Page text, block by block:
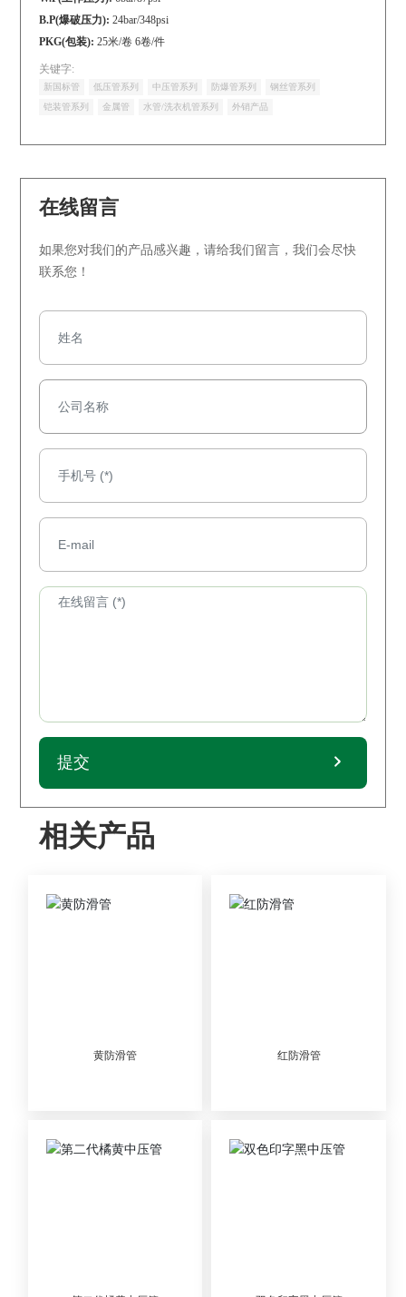
B.P(爆破压力): 24bar/348psi
PKG(包装): 25米/卷 6卷/件
关键字:
新国标管 低压管系列 中压管系列 防爆管系列
钢丝管系列
铠装管系列
金属管 水管/洗衣机管系列 外销产品
在线留言
如果您对我们的产品感兴趣，请给我们留言，我们会尽快
联系您！
提交
相关产品
黄防滑管 红防滑管